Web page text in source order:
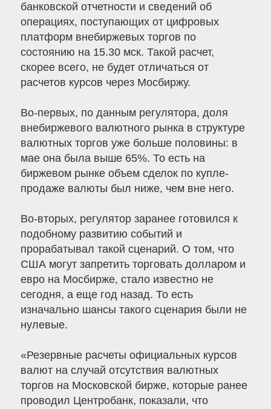
банковской отчетности и сведений об
операциях, поступающих от цифровых
платформ внебиржевых торгов по
состоянию на 15.30 мск. Такой расчет,
скорее всего, не будет отличаться от
расчетов курсов через Мосбиржу.
Во-первых, по данным регулятора, доля
внебиржевого валютного рынка в структуре
валютных торгов уже больше половины: в
мае она была выше 65%. То есть на
биржевом рынке объем сделок по купле-
продаже валюты был ниже, чем вне него.
Во-вторых, регулятор заранее готовился к
подобному развитию событий и
прорабатывал такой сценарий. О том, что
США могут запретить торговать долларом и
евро на Мосбирже, стало известно не
сегодня, а еще год назад. То есть
изначально шансы такого сценария были не
нулевые.
«Резервные расчеты официальных курсов
валют на случай отсутствия валютных
торгов на Московской бирже, которые ранее
проводил Центробанк, показали, что